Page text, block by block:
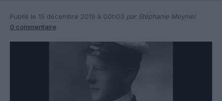
Publié le 15 décembre 2019 à 00h03 par Stéphanie Meyniel
0 commentaire